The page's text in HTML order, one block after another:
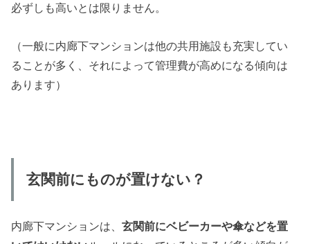
必ずしも高いとは限りません。
（一般に内廊下マンションは他の共用施設も充実してい
ることが多く、それによって管理費が高めになる傾向は
あります）
玄関前にものが置けない？
内廊下マンションは、玄関前にベビーカーや傘などを置